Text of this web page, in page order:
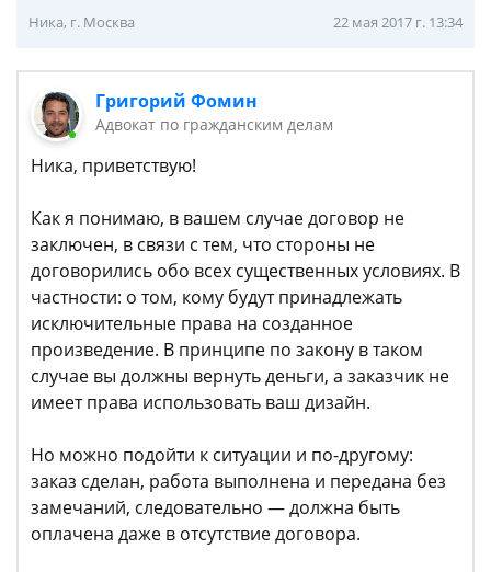
Ника, г. Москва 22 мая 2017 г. 13:34
Григорий Фомин
Адвокат по гражданским делам
Ника, приветствую!
Как я понимаю, в вашем случае договор не
заключен, в связи с тем, что стороны не
договорились обо всех существенных условиях. В
частности: о том, кому будут принадлежать
исключительные права на созданное
произведение. В принципе по закону в таком
случае вы должны вернуть деньги, а заказчик не
имеет права использовать ваш дизайн.
Но можно подойти к ситуации и по-другому:
заказ сделан, работа выполнена и передана без
замечаний, следовательно — должна быть
оплачена даже в отсутствие договора.